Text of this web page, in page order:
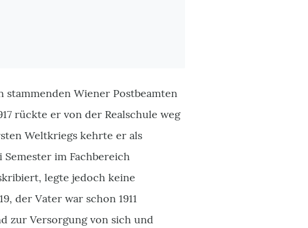
stammenden Wiener Postbeamten
rückte er von der Realschule weg
Weltkriegs kehrte er als
im Fachbereich
legte jedoch keine
der Vater war schon 1911
zur Versorgung von sich und